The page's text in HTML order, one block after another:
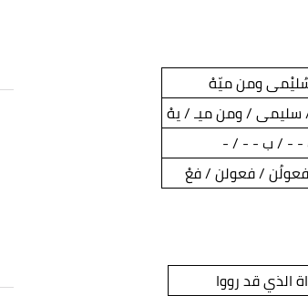
ومن ميّهْ
/ ومن ميـ / يهْ
- / ب - - / -
/ فعولن / فعْ
الذي قد رووا